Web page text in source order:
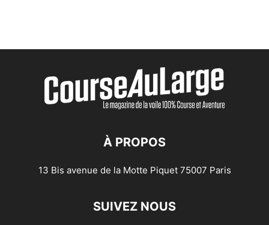
À PROPOS
13 Bis avenue de la Motte Piquet 75007 Paris
SUIVEZ NOUS